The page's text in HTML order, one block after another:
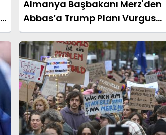
Almanya Başbakanı Merz'den
Abbas’a Trump Planı Vurgusu:
“İki Devletli Çözüm Hedefimiz”